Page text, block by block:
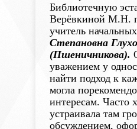
Библиотечную
Верёвкиной М.Н.
учитель
Степановна
(Пшеничникова).
уважением у
найти подход к
могла
интересам. Часто
устраивала там
обсуждением,